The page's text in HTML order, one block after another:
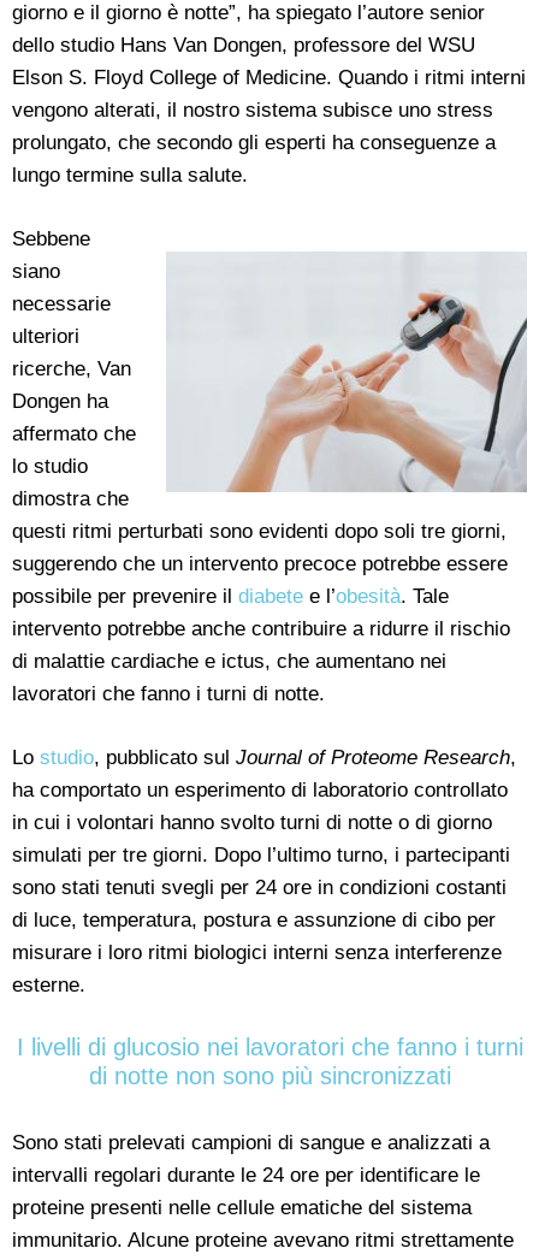
giorno e il giorno è notte”, ha spiegato l’autore senior
dello studio Hans Van Dongen, professore del WSU
Elson S. Floyd College of Medicine. Quando i ritmi interni
vengono alterati, il nostro sistema subisce uno stress
prolungato, che secondo gli esperti ha conseguenze a
lungo termine sulla salute.
Sebbene
siano
necessarie
ulteriori
ricerche, Van
Dongen ha
affermato che
lo studio
dimostra che
questi ritmi perturbati sono evidenti dopo soli tre giorni,
suggerendo che un intervento precoce potrebbe essere
possibile per prevenire il diabete e l’obesità. Tale
intervento potrebbe anche contribuire a ridurre il rischio
di malattie cardiache e ictus, che aumentano nei
lavoratori che fanno i turni di notte.
Lo studio, pubblicato sul Journal of Proteome Research,
ha comportato un esperimento di laboratorio controllato
in cui i volontari hanno svolto turni di notte o di giorno
simulati per tre giorni. Dopo l’ultimo turno, i partecipanti
sono stati tenuti svegli per 24 ore in condizioni costanti
di luce, temperatura, postura e assunzione di cibo per
misurare i loro ritmi biologici interni senza interferenze
esterne.
I livelli di glucosio nei lavoratori che fanno i turni
di notte non sono più sincronizzati
Sono stati prelevati campioni di sangue e analizzati a
intervalli regolari durante le 24 ore per identificare le
proteine presenti nelle cellule ematiche del sistema
immunitario. Alcune proteine avevano ritmi strettamente